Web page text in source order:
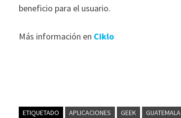
beneficio para el usuario.
Más información en Ciklo
ETIQUETADO APLICACIONES GEEK GUATEMALA